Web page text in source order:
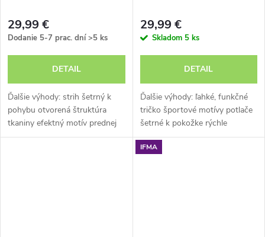
29,99 €
Dodanie 5-7 prac. dní >5 ks
DETAIL
Ďalšie výhody: strih šetrný k
pohybu otvorená štruktúra
tkaniny efektný motív prednej
potlače možnosť prania v
29,99 €
Skladom 5 ks
DETAIL
Ďalšie výhody: ľahké, funkčné
tričko športové motívy potlače
šetrné k pokožke rýchle
schnutie
IFMA